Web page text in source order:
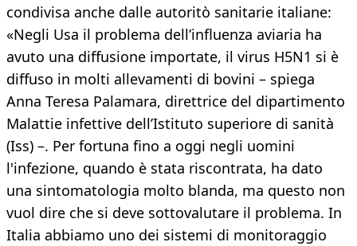
condivisa anche dalle autoritò sanitarie italiane:
«Negli Usa il problema dell’influenza aviaria ha
avuto una diffusione importate, il virus H5N1 si è
diffuso in molti allevamenti di bovini – spiega
Anna Teresa Palamara, direttrice del dipartimento
Malattie infettive dell’Istituto superiore di sanità
(Iss) –. Per fortuna fino a oggi negli uomini
l'infezione, quando è stata riscontrata, ha dato
una sintomatologia molto blanda, ma questo non
vuol dire che si deve sottovalutare il problema. In
Italia abbiamo uno dei sistemi di monitoraggio